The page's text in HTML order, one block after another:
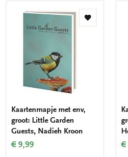
Toevoegen
Kaartenmapje met env,
groot: Little Garden
Guests, Nadieh Kroon
€ 9,99 €